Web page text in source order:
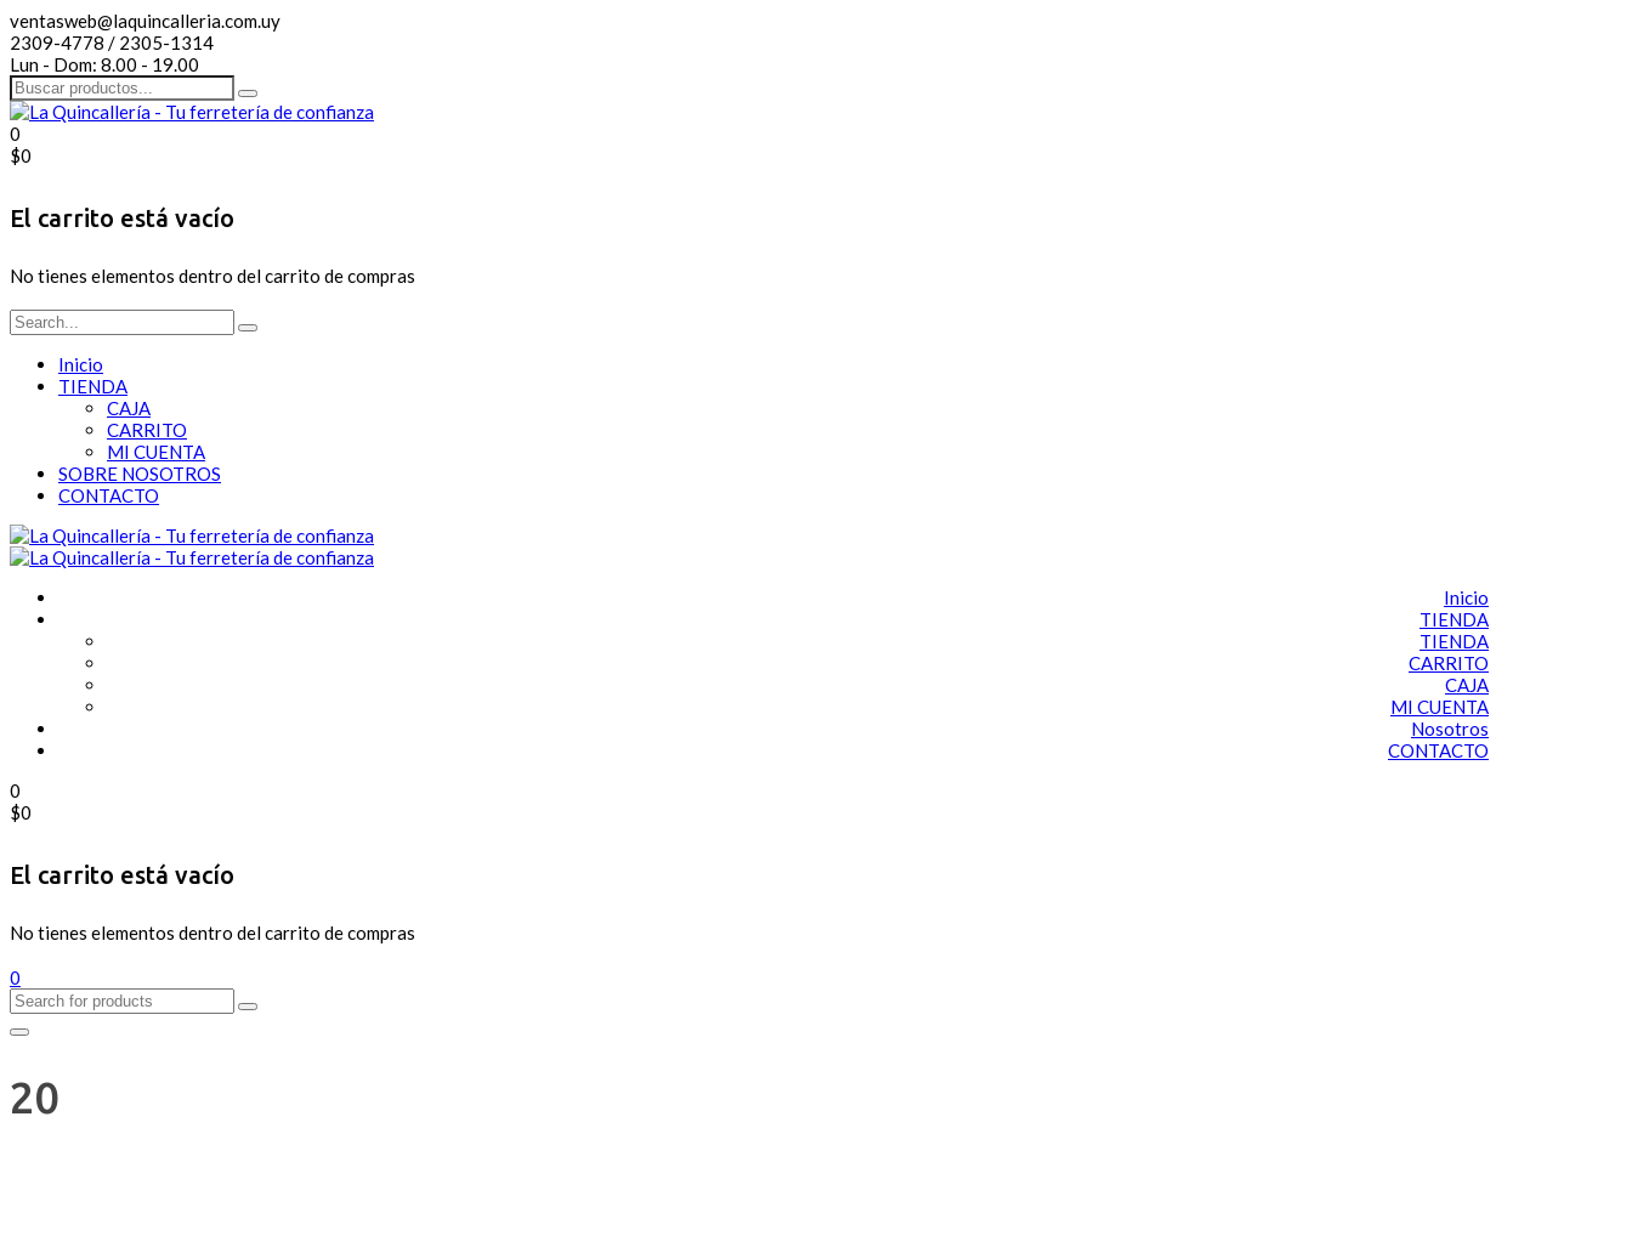
ventasweb@laquincalleria.com.uy
2309-4778 / 2305-1314
Lun - Dom: 8.00 - 19.00
0
$0
El carrito está vacío
No tienes elementos dentro del carrito de compras
Inicio
TIENDA
CAJA
CARRITO
MI CUENTA
SOBRE NOSOTROS
CONTACTO
Inicio
TIENDA
TIENDA
CARRITO
CAJA
MI CUENTA
Nosotros
CONTACTO
0
$0
El carrito está vacío
No tienes elementos dentro del carrito de compras
0
20